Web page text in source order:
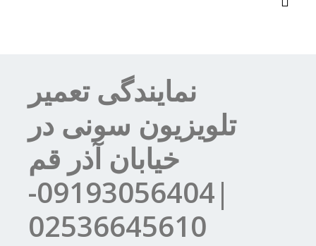
نمایندگی تعمیر
تلویزیون سونی در
خیابان آذر قم
|09193056404-
02536645610